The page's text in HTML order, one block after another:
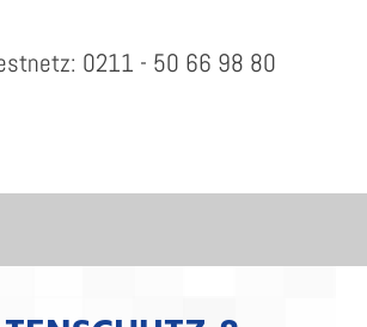
0211 - 50 66 98 80